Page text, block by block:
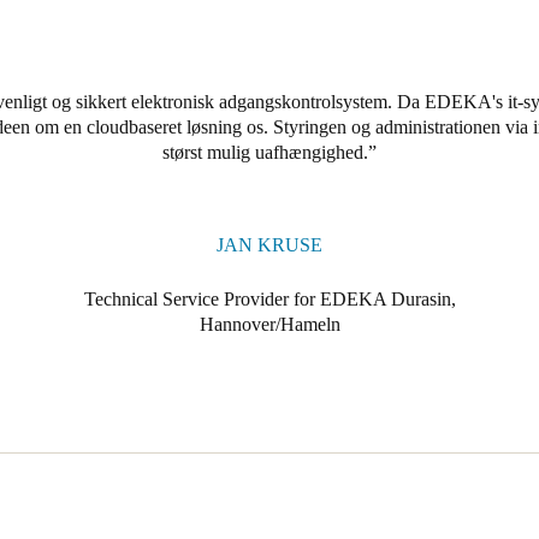
og sikkert elektronisk adgangskontrolsystem. Da EDEKA's it-
om en cloudbaseret løsning os. Styringen og administrationen via
størst mulig uafhængighed.
JAN KRUSE
Technical Service Provider for EDEKA Durasin,
Hannover/Hameln